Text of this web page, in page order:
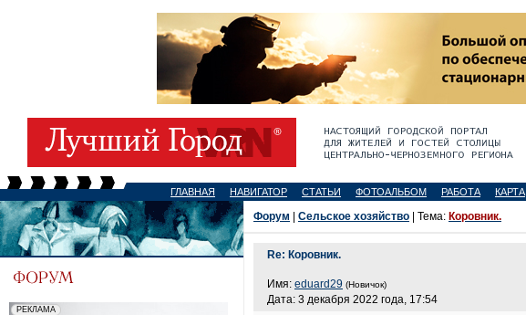
ГЛАВНАЯ НАВИГАТОР СТАТЬИ ФОТОАЛЬБОМ РАБОТА КАРТА
Форум Cельское хозяйство | Тема: Коровник.
Re: Коровник.
Имя: eduard29 (Новичок)
Дата: 3 декабря 2022 года, 17:54